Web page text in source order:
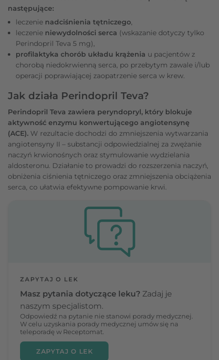
następujące:
leczenie nadciśnienia tętniczego,
leczenie niewydolności serca (wskazanie dotyczy tylko
Perindopril Teva 5 mg),
profilaktyka chorób układu krążenia u pacjentów z
chorobą niedokrwienną serca, po przebytym zawale i/lub
operacji poprawiającej zaopatrzenie serca w krew.
Jak działa Perindopril Teva?
Perindopril Teva zawiera peryndopryl, który blokuje
aktywność enzymu konwertującego angiotensynę
(ACE). W rezultacie dochodzi do zmniejszenia wytwarzania
angiotensyny II – substancji odpowiedzialnej za zwężanie
naczyń krwionośnych oraz stymulowanie wydzielania
aldosteronu. Działanie to prowadzi do rozszerzenia naczyń,
obniżenia ciśnienia tętniczego oraz zmniejszenia obciążenia
serca, co ułatwia efektywne pompowanie krwi.
ZAPYTAJ O LEK
Masz pytania dotyczące leku? Zadaj je
naszym specjalistom.
Odpowiedź na pytanie nie stanowi porady medycznej.
W celu uzyskania porady medycznej umów się na
teleporadę w Receptomat.
ZAPYTAJ O LEK